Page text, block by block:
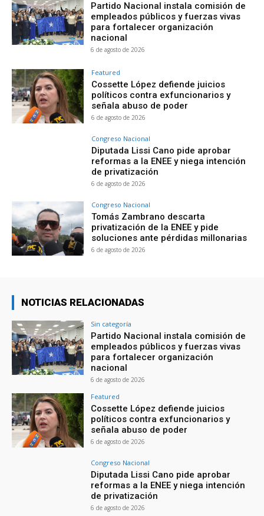
Partido Nacional instala comisión de
empleados públicos y fuerzas vivas
para fortalecer organización
nacional
6 de agosto de 2026
Featured
Cossette López defiende juicios
políticos contra exfuncionarios y
señala abuso de poder
6 de agosto de 2026
Congreso Nacional
Diputada Lissi Cano pide aprobar
reformas a la ENEE y niega intención
de privatización
6 de agosto de 2026
Congreso Nacional
Tomás Zambrano descarta
privatización de la ENEE y pide
soluciones ante pérdidas millonarias
6 de agosto de 2026
NOTICIAS RELACIONADAS
Sin categoría
Partido Nacional instala comisión de
empleados públicos y fuerzas vivas
para fortalecer organización
nacional
6 de agosto de 2026
Featured
Cossette López defiende juicios
políticos contra exfuncionarios y
señala abuso de poder
6 de agosto de 2026
Congreso Nacional
Diputada Lissi Cano pide aprobar
reformas a la ENEE y niega intención
de privatización
6 de agosto de 2026